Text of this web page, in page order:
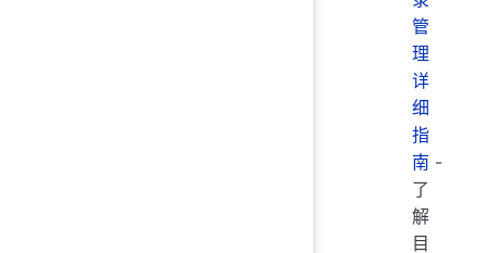
管
理
详
细
指
南 -
了
解
目